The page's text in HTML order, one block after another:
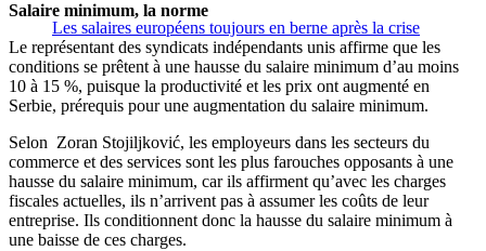
Les salaires européens toujours en berne après la crise
Salaire minimum, la norme
Le représentant des syndicats indépendants unis affirme que les
conditions se prêtent à une hausse du salaire minimum d’au moins
10 à 15 %, puisque la productivité et les prix ont augmenté en
Serbie, prérequis pour une augmentation du salaire minimum.
Selon Zoran Stojiljković, les employeurs dans les secteurs du
commerce et des services sont les plus farouches opposants à une
hausse du salaire minimum, car ils affirment qu’avec les charges
fiscales actuelles, ils n’arrivent pas à assumer les coûts de leur
entreprise. Ils conditionnent donc la hausse du salaire minimum à
une baisse de ces charges.